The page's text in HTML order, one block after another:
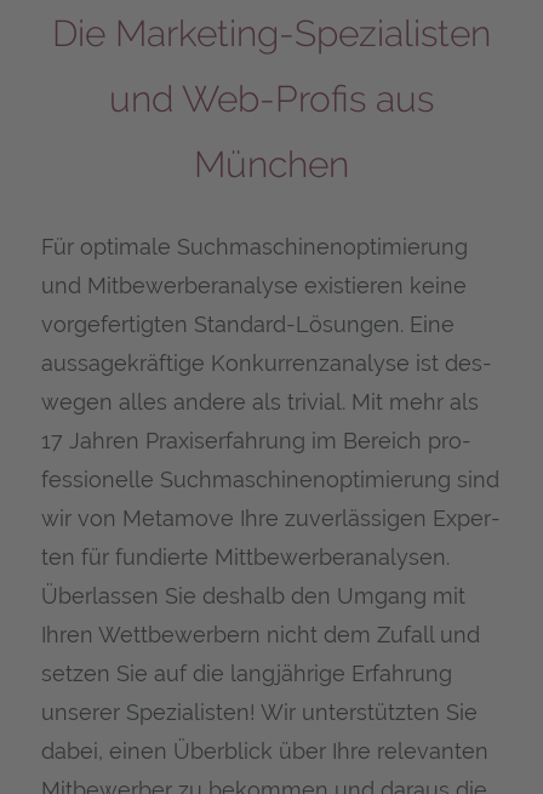
Die Mar­ke­ting-Spe­zia­lis­ten
und Web-Pro­fis aus
München
Für opti­ma­le Such­ma­schi­nen­op­ti­mie­rung
und Mit­be­wer­ber­ana­ly­se exis­tie­ren kei­ne
vor­ge­fer­tig­ten Stan­dard-Lösun­gen. Eine
aus­sa­ge­kräf­ti­ge Kon­kur­renz­ana­ly­se ist des­
we­gen alles ande­re als tri­vi­al. Mit mehr als
17 Jah­ren Pra­xis­er­fah­rung im Bereich pro­
fes­sio­nel­le Such­ma­schi­nen­op­ti­mie­rung sind
wir von Meta­mo­ve Ihre zuver­läs­si­gen Exper­
ten für fun­dier­te Mitt­be­wer­ber­ana­ly­sen.
Über­las­sen Sie des­halb den Umgang mit
Ihren Wett­be­wer­bern nicht dem Zufall und
set­zen Sie auf die lang­jäh­ri­ge Erfah­rung
unse­rer Spe­zia­lis­ten! Wir unter­stütz­ten Sie
dabei, einen Über­blick über Ihre rele­van­ten